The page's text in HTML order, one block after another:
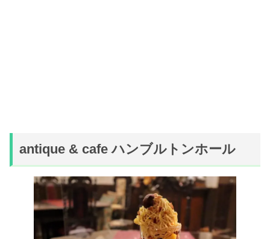
antique & cafe ハンブルトンホール